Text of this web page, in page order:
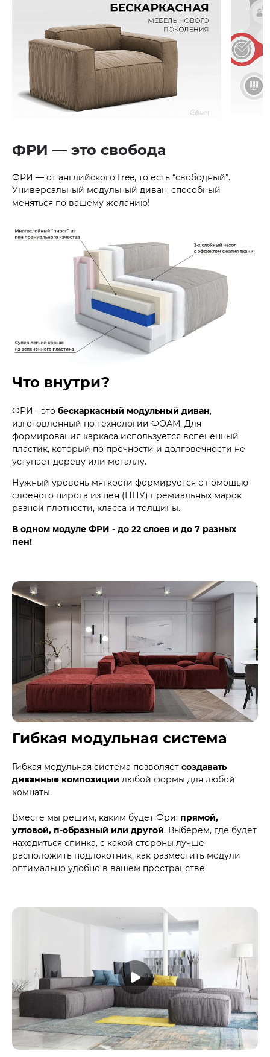
ФРИ — это свобода
ФРИ — от английского free, то есть “свободный”.
Универсальный модульный диван, способный
меняться по вашему желанию!
Что внутри?
ФРИ - это бескаркасный модульный диван,
изготовленный по технологии ФОАМ. Для
формирования каркаса используется вспененный
пластик, который по прочности и долговечности не
уступает дереву или металлу.
Нужный уровень мягкости формируется с помощью
слоеного пирога из пен (ППУ) премиальных марок
разной плотности, класса и толщины.
В одном модуле ФРИ - до 22 слоев и до 7 разных
пен!
Гибкая модульная система
Гибкая модульная система позволяет создавать
диванные композиции любой формы для любой
комнаты.
Вместе мы решим, каким будет Фри: прямой,
угловой, п-образный или другой. Выберем, где будет
находиться спинка, с какой стороны лучше
расположить подлокотник, как разместить модули
оптимально удобно в вашем пространстве.